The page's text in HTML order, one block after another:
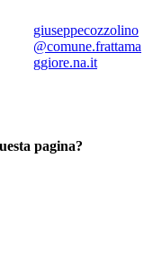
giuseppecozzolino
@comune.frattama
ggiore.na.it
pagina?